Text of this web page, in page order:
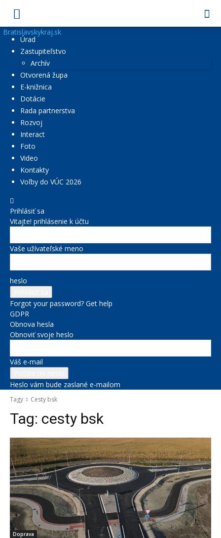
Bratislavskykraj.sk
Úrad
Zastupiteľstvo
Archív
Otvorená župa
E-knižnica
Dotácie
Rada partnerstva
Rozvoj
Interact
Foto
Video
Kontakty
Voľby do VÚC 2026
Prihlásiť sa
Vitajte! prihlásenie k účtu
Vaše užívateľské meno
heslo
Forgot your password? Get help
GDPR
Obnova hesla
Obnoviť svoje heslo
Váš e-mail
Heslo vám bude zaslané e-mailom
Tagy Cesty bsk
Tag: cesty bsk
Doprava